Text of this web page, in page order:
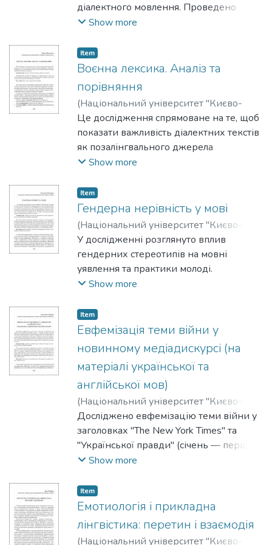
діалектного мовлення. Проведено
оцінку ефективності роботи та
програмою в ході опрацювання запису.
Акцент зроблено на фонетичних,
морфологійних, а також лексичних
особливостях транскрибованого тексту.
З’ясовано перспективи використання
ASR-інструментів для подальших
діалектологічних досліджень.
Show more
Item
Воєнна лексика. Аналіз та
порівняння
(Національний університет "Києво-
Могилянська академія",2025 )
Належита, Марта
Це дослідження спрямоване на те, щоб
показати важливість діалектних текстів
як позалінгвального джерела
інформації і продемонструвати те, як за
особисте ставлення людини до ситуації.
Show more
Item
Гендерна нерівність у мові
(Національний університет "Києво-
Могилянська академія",2025)Козанчук,
Анастасія
У дослідженні розглянуто вплив
гендерних стереотипів на мовні
уявлення та практики молоді.
Емпіричну базу склало
проведене у травні 2025 року серед
студентів віком 18–25 років.
Опитування дало змогу проаналізувати
ставлення до фемінітивів, уявлення про
«чоловічу» та «жіночу» мову, а також
виявити, як респонденти описують
базові емоційні концепти (кохання,
щастя, дружба тощо) залежно від статі.
Show more
Item
Евфемізація теми війни у
новинному медіадискурсі (на
матеріалі української та
англійської мов)
(Національний університет "Києво-
Могилянська академія",2025)Серафин,
Анастасія
Досліджено евфемізацію теми війни у
заголовках "The New York Times" та
"Української правди" (січень — перший
тиждень березня 2022 року).
функції та прагматичні особливості
евфемізмів в обох мовах. Виявлено, що
ступінь евфемізації вищий в
англомовних заголовках, однак для
Show more
Item
Емотиологія і прикладна
лінгвістика: перетин і взаємодія
(Національний університет "Києво-